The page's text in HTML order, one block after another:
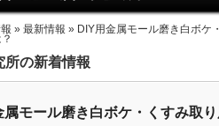
opt/php-7.4.33-2/data/pear') in
» 最新情報 » DIY用金属モール磨き白ボケ
所の新着情報
属モール磨き白ボケ・くすみ取